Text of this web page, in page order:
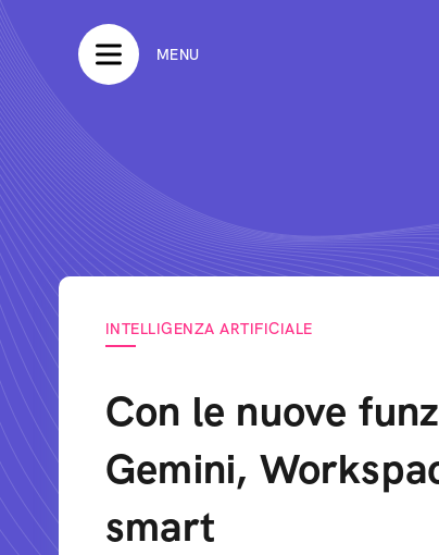
MENU
INTELLIGENZA ARTIFICIALE
Con le nuove
Gemini,
smart